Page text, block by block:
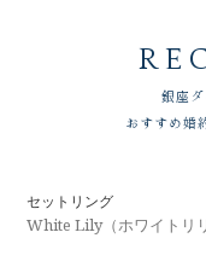
銀座
おすすめ婚
セットリング
White Lily（ホワイトリ